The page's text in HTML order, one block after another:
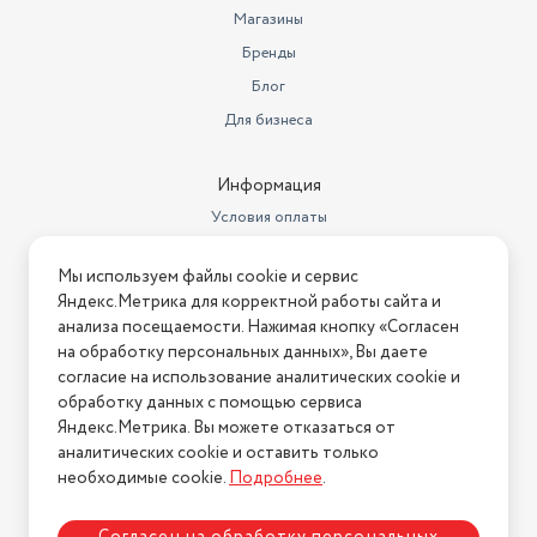
цифровой TV-тюнер
внешнее
электроподжиг
нет
Телетекст
есть
Поддержка HDR
720p, 1080i, 1080p
Магазины
Бренды
Блог
Для бизнеса
Информация
Условия оплаты
Условия возврата
Нашли ошибку на сайте? Напишите нам
2026 © Интернет-магазин "АстМаркет". У нас есть всё!
Политика конфиденциальности
Мы используем файлы cookie и сервис
Яндекс.Метрика для корректной работы сайта и
анализа посещаемости. Нажимая кнопку «Согласен
на обработку персональных данных», Вы даете
согласие на использование аналитических cookie и
обработку данных с помощью сервиса
Яндекс.Метрика. Вы можете отказаться от
аналитических cookie и оставить только
необходимые cookie.Подробнее.